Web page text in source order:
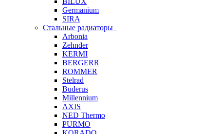
Germanium
SIRA
Стальные радиаторы
Arbonia
Zehnder
KERMI
BERGERR
ROMMER
Stelrad
Buderus
Millennium
AXIS
NED Thermo
PURMO